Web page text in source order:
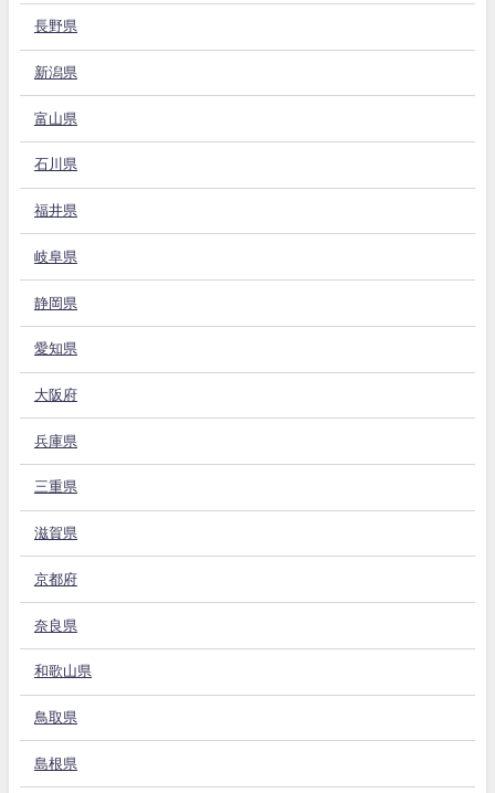
長野県
新潟県
富山県
石川県
福井県
岐阜県
静岡県
愛知県
大阪府
兵庫県
三重県
滋賀県
京都府
奈良県
和歌山県
鳥取県
島根県